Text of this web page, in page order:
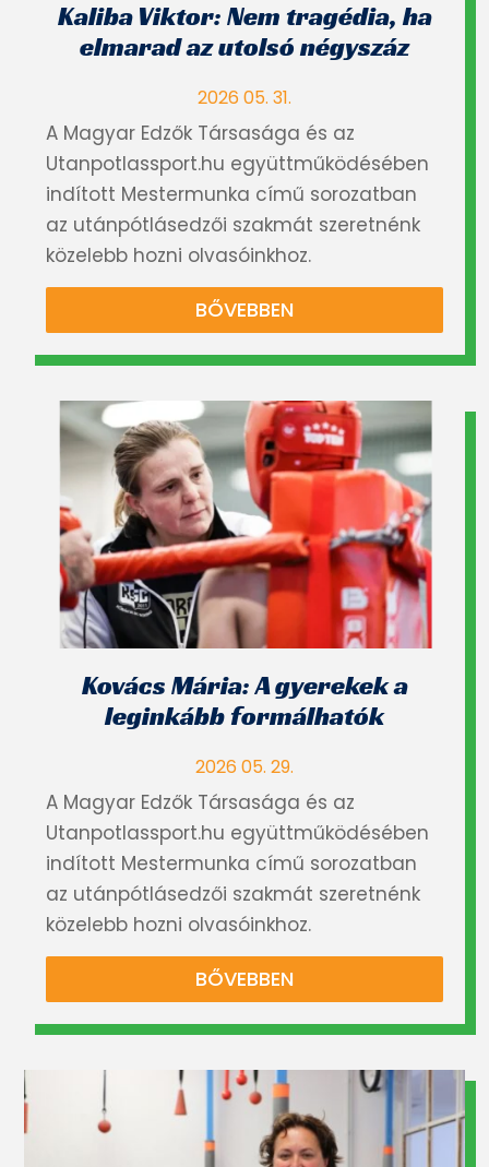
Kaliba Viktor: Nem tragédia, ha
elmarad az utolsó négyszáz
2026 05. 31.
A Magyar Edzők Társasága és az
Utanpotlassport.hu együttműködésében
indított Mestermunka című sorozatban
az utánpótlásedzői szakmát szeretnénk
közelebb hozni olvasóinkhoz.
BŐVEBBEN
Kovács Mária: A gyerekek a
leginkább formálhatók
2026 05. 29.
A Magyar Edzők Társasága és az
Utanpotlassport.hu együttműködésében
indított Mestermunka című sorozatban
az utánpótlásedzői szakmát szeretnénk
közelebb hozni olvasóinkhoz.
BŐVEBBEN